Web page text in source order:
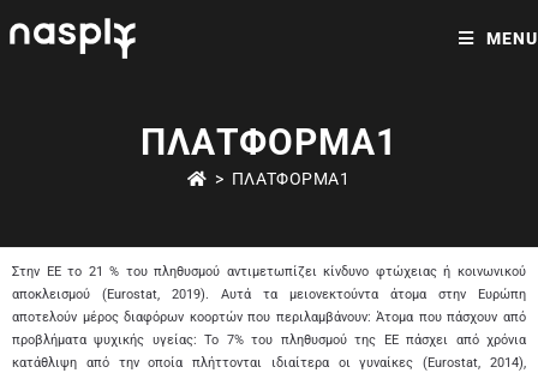
MENU
ΠΛΑΤΦΌΡΜΑ1
> ΠΛΑΤΦΌΡΜΑ1
Στην ΕΕ το 21 % του πληθυσμού αντιμετωπίζει κίνδυνο φτώχειας ή κοινωνικού
αποκλεισμού (Eurostat, 2019). Αυτά τα μειονεκτούντα άτομα στην Ευρώπη
αποτελούν μέρος διαφόρων κοορτών που περιλαμβάνουν: Άτομα που πάσχουν από
προβλήματα ψυχικής υγείας: Το 7% του πληθυσμού της ΕΕ πάσχει από χρόνια
κατάθλιψη από την οποία πλήττονται ιδιαίτερα οι γυναίκες (Eurostat, 2014),